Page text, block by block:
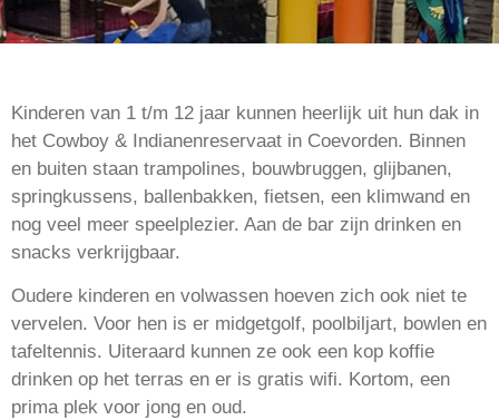
Kinderen van 1 t/m 12 jaar kunnen heerlijk uit hun dak in
het Cowboy & Indianenreservaat in Coevorden. Binnen
en buiten staan trampolines, bouwbruggen, glijbanen,
springkussens, ballenbakken, fietsen, een klimwand en
nog veel meer speelplezier. Aan de bar zijn drinken en
snacks verkrijgbaar.
Oudere kinderen en volwassen hoeven zich ook niet te
vervelen. Voor hen is er midgetgolf, poolbiljart, bowlen en
tafeltennis. Uiteraard kunnen ze ook een kop koffie
drinken op het terras en er is gratis wifi. Kortom, een
prima plek voor jong en oud.